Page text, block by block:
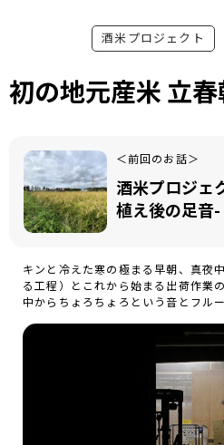
酒米プロジェクト
初の地元産米 立春
＜前回のお話＞
酒米プロジェ
植え後の足音-
キンと冷えた寒の極まる早朝、真夜
る工程）とこれから始まる出荷作業
中からちょろちょろという音とフル